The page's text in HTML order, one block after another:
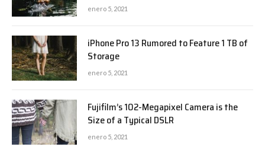
enero 5, 2021
iPhone Pro 13 Rumored to Feature 1 TB of
Storage
enero 5, 2021
Fujifilm’s 102-Megapixel Camera is the
Size of a Typical DSLR
enero 5, 2021